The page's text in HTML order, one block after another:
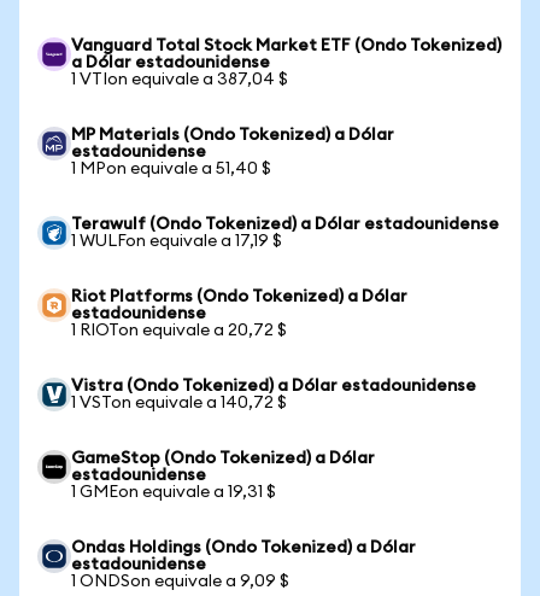
Vanguard Total Stock Market ETF (Ondo Tokenized)
a Dólar estadounidense
1 VTIon equivale a 387,04 $
MP Materials (Ondo Tokenized) a Dólar
estadounidense
1 MPon equivale a 51,40 $
Terawulf (Ondo Tokenized) a Dólar estadounidense
1 WULFon equivale a 17,19 $
Riot Platforms (Ondo Tokenized) a Dólar
estadounidense
1 RIOTon equivale a 20,72 $
Vistra (Ondo Tokenized) a Dólar estadounidense
1 VSTon equivale a 140,72 $
GameStop (Ondo Tokenized) a Dólar
estadounidense
1 GMEon equivale a 19,31 $
Ondas Holdings (Ondo Tokenized) a Dólar
estadounidense
1 ONDSon equivale a 9,09 $